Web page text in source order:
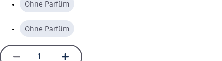
Ohne Parfüm
Ohne Parfüm